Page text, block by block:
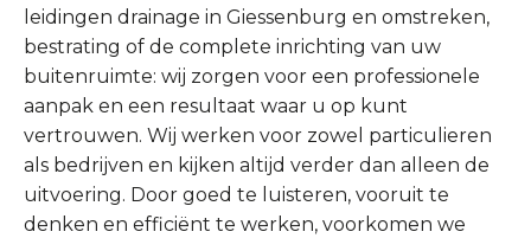
leidingen drainage in Giessenburg en omstreken,
bestrating of de complete inrichting van uw
buitenruimte: wij zorgen voor een professionele
aanpak en een resultaat waar u op kunt
vertrouwen. Wij werken voor zowel particulieren
als bedrijven en kijken altijd verder dan alleen de
uitvoering. Door goed te luisteren, vooruit te
denken en efficiënt te werken, voorkomen we